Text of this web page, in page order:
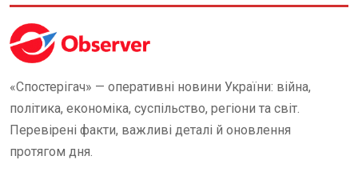
«Спостерігач» — оперативні новини України: війна,
політика, економіка, суспільство, регіони та світ.
Перевірені факти, важливі деталі й оновлення
протягом дня.